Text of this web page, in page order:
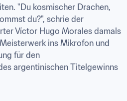
"Du kosmischer Drachen,
du?", schrie der
Víctor Hugo Morales damals
ins Mikrofon und
für den
argentinischen Titelgewinns